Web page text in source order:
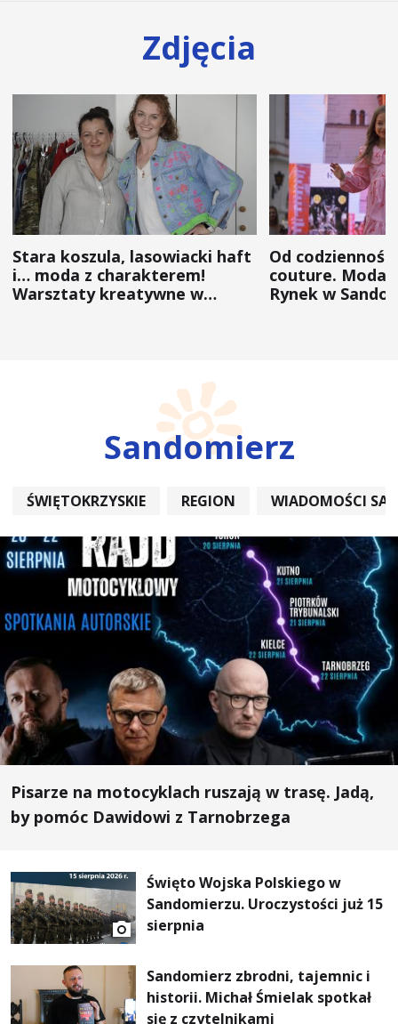
Zdjęcia
Stara koszula, lasowiacki haft
i… moda z charakterem!
Warsztaty kreatywne w
Od
couture. Moda
Rynek w
Sandomierz
ŚWIĘTOKRZYSKIE REGION WIADOMOŚCI
Pisarze na motocyklach ruszają w trasę. Jadą,
by pomóc Dawidowi z Tarnobrzega
Święto Wojska Polskiego w
Sandomierzu. Uroczystości już 15
sierpnia
Sandomierz zbrodni, tajemnic i
historii. Michał Śmielak spotkał
się z czytelnikami